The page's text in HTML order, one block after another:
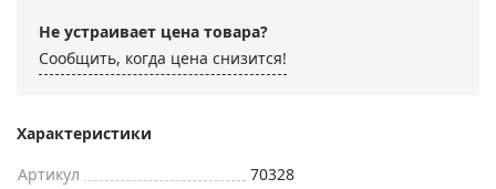
Не устраивает цена товара?
Сообщить, когда цена снизится!
Характеристики
Артикул
70328